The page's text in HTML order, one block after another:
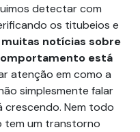
detectar com
os titubeios e
muitas notícias sobre
está
atenção em como a
simplesmente falar
crescendo. Nem todo
tem um transtorno